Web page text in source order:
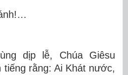
dịp lễ, Chúa Giêsu
rằng: Ai Khát nước,